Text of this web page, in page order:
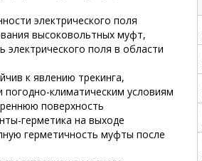
электрического поля
высоковольтных муфт,
поля в области
к явлению трекинга,
климатическим условиям
поверхность
герметика на выходе
герметичность муфты после